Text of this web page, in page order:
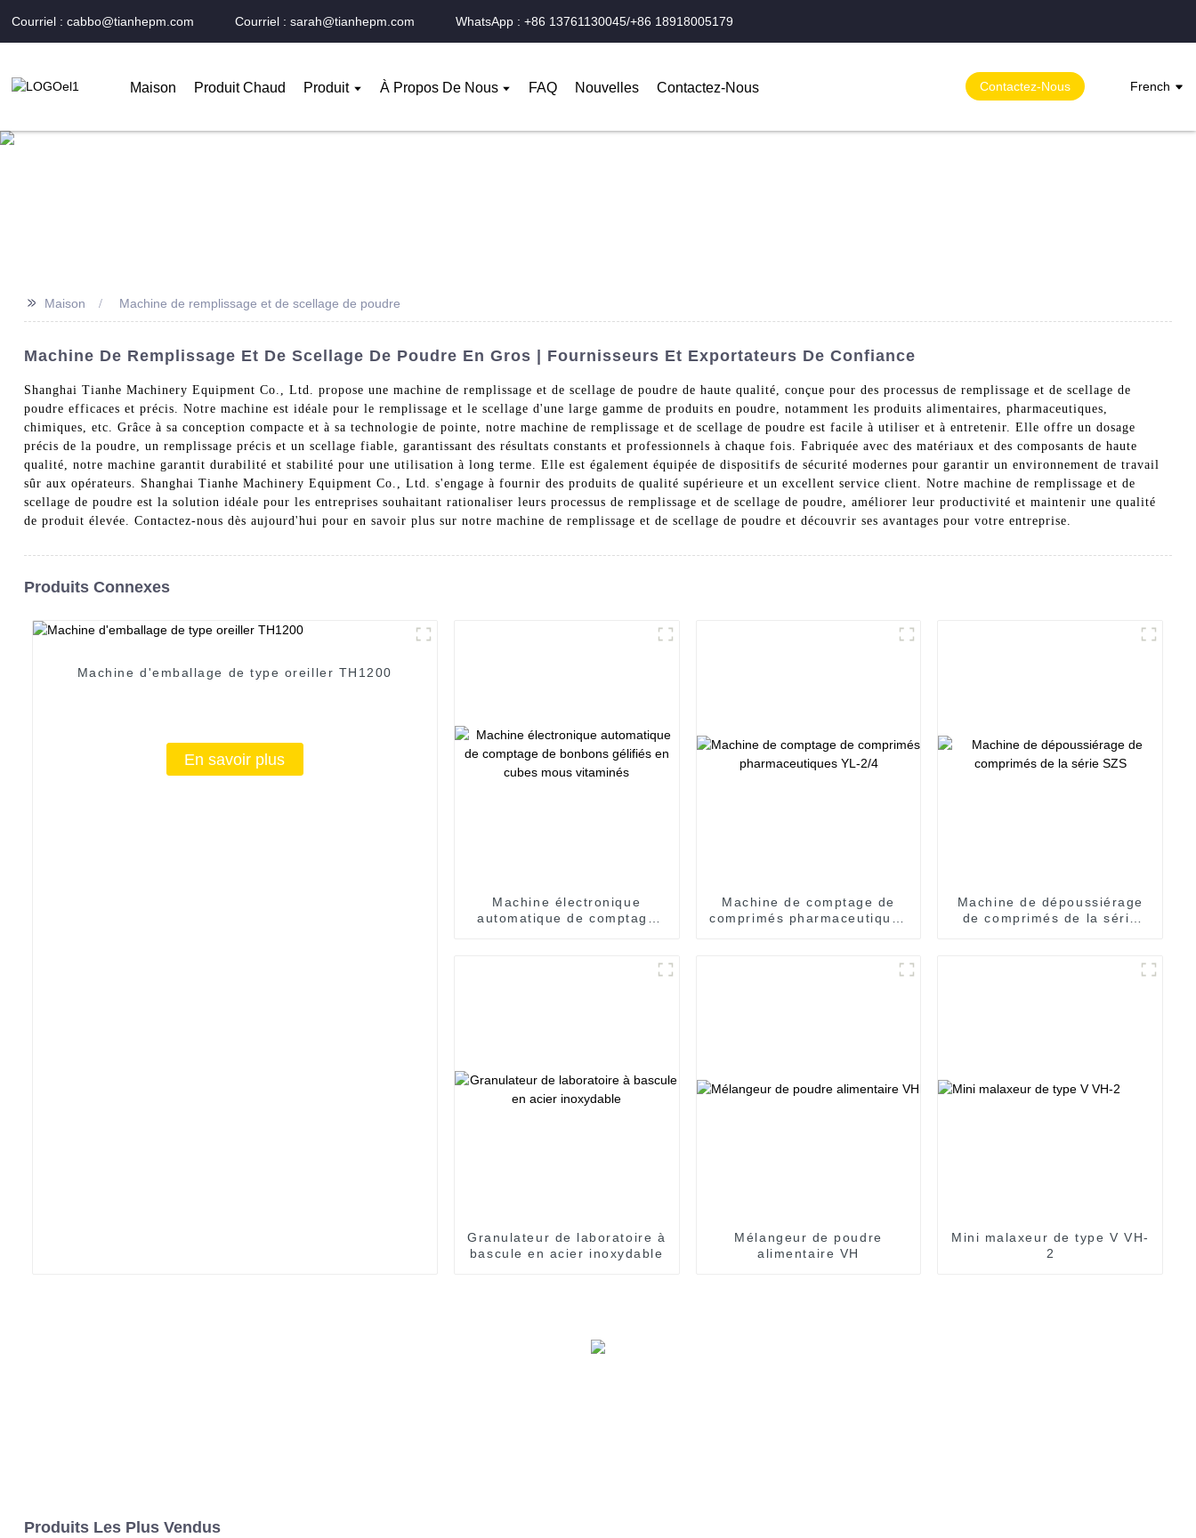
Courriel : cabbo@tianhepm.com Courriel : sarah@tianhepm.com WhatsApp : +86 13761130045/+86 18918005179
Maison Produit Chaud Produit À Propos De Nous FAQ Nouvelles Contactez-Nous Contactez-Nous French
>> Maison Machine de remplissage et de scellage de poudre
Machine De Remplissage Et De Scellage De Poudre En Gros | Fournisseurs Et Exportateurs De Confiance
Shanghai Tianhe Machinery Equipment Co., Ltd. propose une machine de remplissage et de scellage de poudre de haute qualité, conçue pour des processus de remplissage et de scellage de
poudre efficaces et précis. Notre machine est idéale pour le remplissage et le scellage d'une large gamme de produits en poudre, notamment les produits alimentaires, pharmaceutiques,
chimiques, etc. Grâce à sa conception compacte et à sa technologie de pointe, notre machine de remplissage et de scellage de poudre est facile à utiliser et à entretenir. Elle offre un dosage
précis de la poudre, un remplissage précis et un scellage fiable, garantissant des résultats constants et professionnels à chaque fois. Fabriquée avec des matériaux et des composants de haute
qualité, notre machine garantit durabilité et stabilité pour une utilisation à long terme. Elle est également équipée de dispositifs de sécurité modernes pour garantir un environnement de travail
sûr aux opérateurs. Shanghai Tianhe Machinery Equipment Co., Ltd. s'engage à fournir des produits de qualité supérieure et un excellent service client. Notre machine de remplissage et de
scellage de poudre est la solution idéale pour les entreprises souhaitant rationaliser leurs processus de remplissage et de scellage de poudre, améliorer leur productivité et maintenir une qualité
de produit élevée. Contactez-nous dès aujourd'hui pour en savoir plus sur notre machine de remplissage et de scellage de poudre et découvrir ses avantages pour votre entreprise.
Produits Connexes
Machine d'emballage de type oreiller TH1200
En savoir plus
Machine électronique
automatique de comptage
Machine de comptage de
comprimés pharmaceutiques
Machine de dépoussiérage
de comprimés de la série
Granulateur de laboratoire à
bascule en acier inoxydable
Mélangeur de poudre
alimentaire VH
Mini malaxeur de type V VH-
2
Produits Les Plus Vendus